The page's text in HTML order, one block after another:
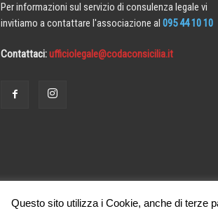
Per informazioni sul servizio di consulenza legale vi
invitiamo a contattare l'associazione al 095 44 10 10
Contattaci:ufficiolegale@codaconsicilia.it
Codacons Sicilia 2010-2020 - powered byComunicaIn
Questo sito utilizza i Cookie, anche di terze